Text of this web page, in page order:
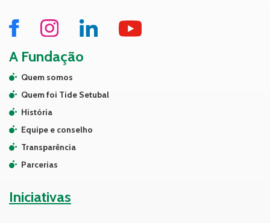
A Fundação
Quem somos
Quem foi Tide Setubal
História
Equipe e conselho
Transparência
Parcerias
Iniciativas